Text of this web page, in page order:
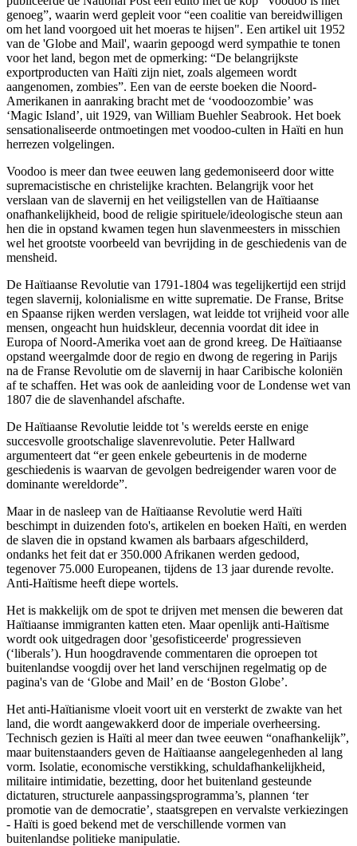
genoeg”, waarin werd gepleit voor “een coalitie van bereidwilligen
om het land voorgoed uit het moeras te hijsen". Een artikel uit 1952
van de 'Globe and Mail', waarin gepoogd werd sympathie te tonen
voor het land, begon met de opmerking: “De belangrijkste
exportproducten van Haïti zijn niet, zoals algemeen wordt
aangenomen, zombies”. Een van de eerste boeken die Noord-
Amerikanen in aanraking bracht met de ‘voodoozombie’ was
‘Magic Island’, uit 1929, van William Buehler Seabrook. Het boek
sensationaliseerde ontmoetingen met voodoo-culten in Haïti en hun
herrezen volgelingen.
Voodoo is meer dan twee eeuwen lang gedemoniseerd door witte
supremacistische en christelijke krachten. Belangrijk voor het
verslaan van de slavernij en het veiligstellen van de Haïtiaanse
onafhankelijkheid, bood de religie spirituele/ideologische steun aan
hen die in opstand kwamen tegen hun slavenmeesters in misschien
wel het grootste voorbeeld van bevrijding in de geschiedenis van de
mensheid.
De Haïtiaanse Revolutie van 1791-1804 was tegelijkertijd een strijd
tegen slavernij, kolonialisme en witte suprematie. De Franse, Britse
en Spaanse rijken werden verslagen, wat leidde tot vrijheid voor alle
mensen, ongeacht hun huidskleur, decennia voordat dit idee in
Europa of Noord-Amerika voet aan de grond kreeg. De Haïtiaanse
opstand weergalmde door de regio en dwong de regering in Parijs
na de Franse Revolutie om de slavernij in haar Caribische koloniën
af te schaffen. Het was ook de aanleiding voor de Londense wet van
1807 die de slavenhandel afschafte.
De Haïtiaanse Revolutie leidde tot 's werelds eerste en enige
succesvolle grootschalige slavenrevolutie. Peter Hallward
argumenteert dat “er geen enkele gebeurtenis in de moderne
geschiedenis is waarvan de gevolgen bedreigender waren voor de
dominante wereldorde”.
Maar in de nasleep van de Haïtiaanse Revolutie werd Haïti
beschimpt in duizenden foto's, artikelen en boeken Haïti, en werden
de slaven die in opstand kwamen als barbaars afgeschilderd,
ondanks het feit dat er 350.000 Afrikanen werden gedood,
tegenover 75.000 Europeanen, tijdens de 13 jaar durende revolte.
Anti-Haïtisme heeft diepe wortels.
Het is makkelijk om de spot te drijven met mensen die beweren dat
Haïtiaanse immigranten katten eten. Maar openlijk anti-Haïtisme
wordt ook uitgedragen door 'gesofisticeerde' progressieven
(‘liberals’). Hun hoogdravende commentaren die oproepen tot
buitenlandse voogdij over het land verschijnen regelmatig op de
pagina's van de ‘Globe and Mail’ en de ‘Boston Globe’.
Het anti-Haïtianisme vloeit voort uit en versterkt de zwakte van het
land, die wordt aangewakkerd door de imperiale overheersing.
Technisch gezien is Haïti al meer dan twee eeuwen “onafhankelijk”,
maar buitenstaanders geven de Haïtiaanse aangelegenheden al lang
vorm. Isolatie, economische verstikking, schuldafhankelijkheid,
militaire intimidatie, bezetting, door het buitenland gesteunde
dictaturen, structurele aanpassingsprogramma’s, plannen ‘ter
promotie van de democratie’, staatsgrepen en vervalste verkiezingen
- Haïti is goed bekend met de verschillende vormen van
buitenlandse politieke manipulatie.